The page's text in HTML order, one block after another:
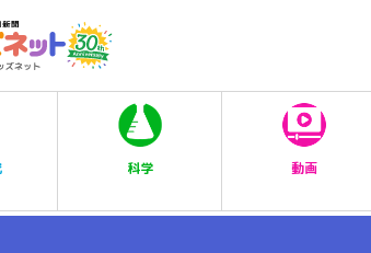
科学 動画